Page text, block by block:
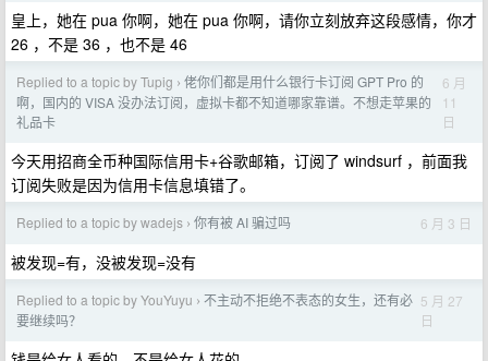
皇上，她在 pua 你啊，她在 pua 你啊，请你立刻放弃这段感情，你才
26 ，不是 36 ，也不是 46
Replied to a topic by Tupig › 佬你们都是用什么银行卡订阅 GPT Pro 的
啊，国内的 VISA 没办法订阅，虚拟卡都不知道哪家靠谱。不想走苹果的
礼品卡
6 月
11
日
今天用招商全币种国际信用卡+谷歌邮箱，订阅了 windsurf ，前面我
订阅失败是因为信用卡信息填错了。
Replied to a topic by wadejs › 你有被 AI 骗过吗 6 月 3 日
被发现=有，没被发现=没有
Replied to a topic by YouYuyu › 不主动不拒绝不表态的女生，还有必
要继续吗？
5 月 27
日